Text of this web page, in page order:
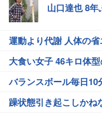
山口達也 8
運動より代謝 人体の
大食い女子 46キロ体
バランスボール毎日10
躁状態引き起こしかね